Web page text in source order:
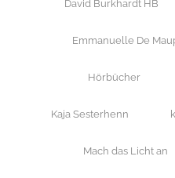
David Burkhardt HB
Emmanuelle De
Hörbücher
Kaja Sesterhenn
Mach das Licht an